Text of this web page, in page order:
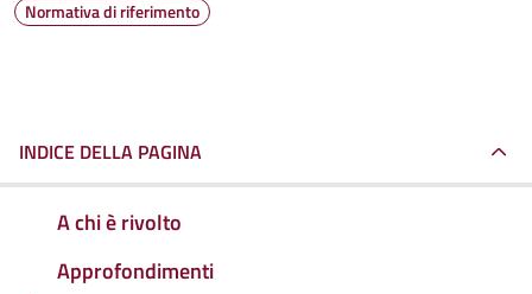
Normativa di riferimento
INDICE DELLA PAGINA
A chi è rivolto
Approfondimenti